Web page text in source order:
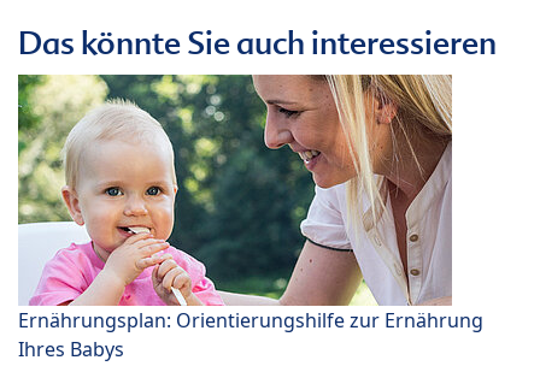
Das könnte Sie auch interessieren
Ernährungsplan: Orientierungshilfe zur Ernährung
Ihres Babys